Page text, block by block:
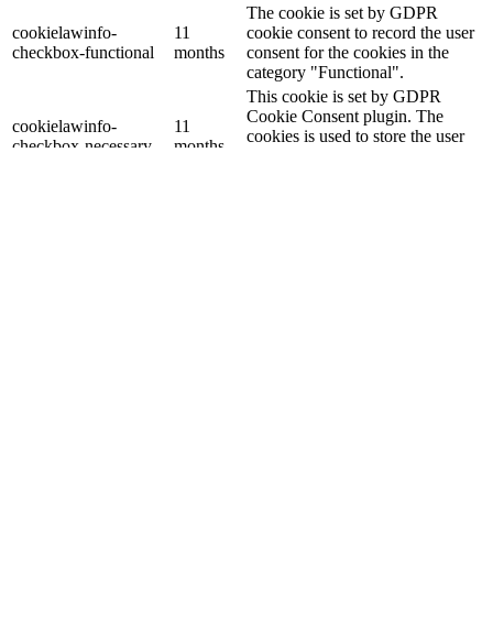
cookielawinfo-
checkbox-functional
11
months
The cookie is set by GDPR
cookie consent to record the user
consent for the cookies in the
category "Functional".
cookielawinfo-
checkbox-necessary
11
months
This cookie is set by GDPR
Cookie Consent plugin. The
cookies is used to store the user